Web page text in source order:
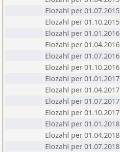
Elozahl per 01.07.2015
Elozahl per 01.10.2015
Elozahl per 01.01.2016
Elozahl per 01.04.2016
Elozahl per 01.07.2016
Elozahl per 01.10.2016
Elozahl per 01.01.2017
Elozahl per 01.04.2017
Elozahl per 01.07.2017
Elozahl per 01.10.2017
Elozahl per 01.01.2018
Elozahl per 01.04.2018
Elozahl per 01.07.2018